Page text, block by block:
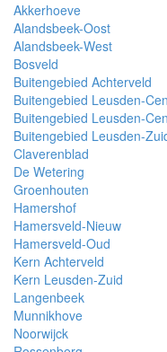
Akkerhoeve
Alandsbeek-Oost
Alandsbeek-West
Bosveld
Buitengebied Achterveld
Buitengebied Leusden-
Buitengebied Leusden-
Buitengebied Leusden-
Claverenblad
De Wetering
Groenhouten
Hamershof
Hamersveld-Nieuw
Hamersveld-Oud
Kern Achterveld
Kern Leusden-Zuid
Langenbeek
Munnikhove
Noorwijck